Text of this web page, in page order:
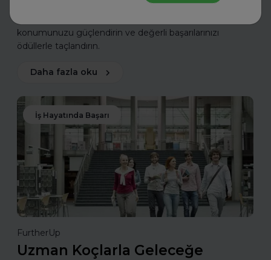
İnsan Kaynakları Ödülleri, şirketiniz için bir tanıtım fırsatı
konumunuzu güçlendirin ve değerli başarılarınızı
ödüllerle taçlandırın.
Daha fazla oku
İş Hayatında Başarı
FurtherUp
Uzman Koçlarla Geleceğe